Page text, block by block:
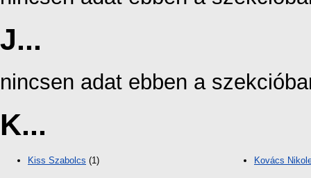
J...
nincsen adat ebben a
K...
Kiss Szabolcs (1) Kovács